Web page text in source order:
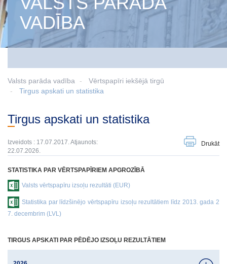
VADĪBA
Valsts parāda vadība
Vērtspapīri iekšējā tirgū
Tirgus apskati un statistika
Tirgus apskati un statistika
Izveidots : 17.07.2017. Atjaunots:
22.07.2026.
Drukāt
STATISTIKA PAR VĒRTSPAPĪRIEM APGROZĪBĀ
Valsts vērtspapīru izsoļu rezultāti (EUR)
Statistika par līdzšinējo vērtspapīru izsoļu rezultātiem līdz 2013. gada 2
7. decembrim (LVL)
TIRGUS APSKATI PAR PĒDĒJO IZSOĻU REZULTĀTIEM